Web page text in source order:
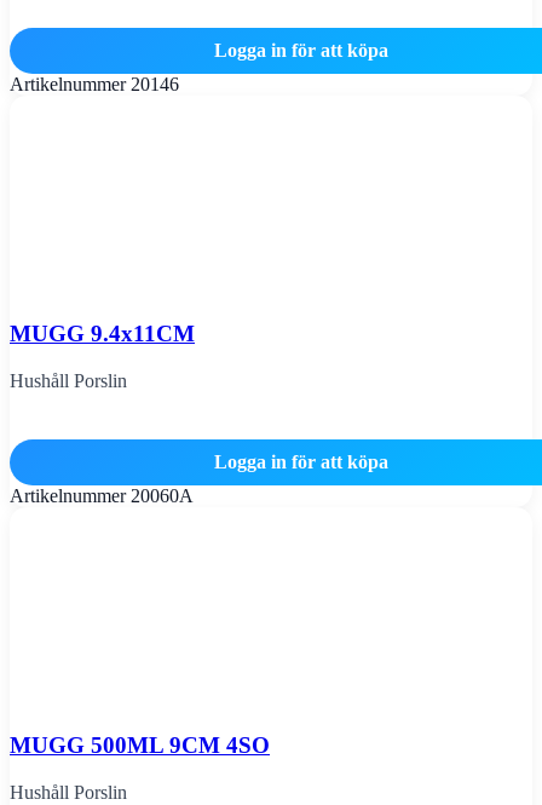
Logga in för att köpa
Artikelnummer 20146
MUGG 9.4x11CM
Hushåll Porslin
Logga in för att köpa
Artikelnummer 20060A
MUGG 500ML 9CM 4SO
Hushåll Porslin